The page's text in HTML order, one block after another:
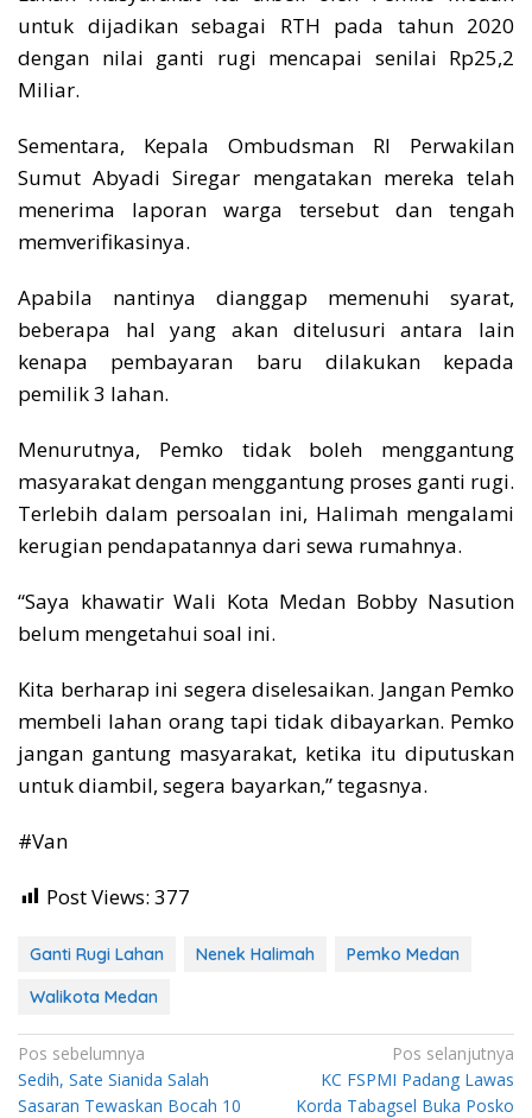
untuk dijadikan sebagai RTH pada tahun 2020
dengan nilai ganti rugi mencapai senilai Rp25,2
Miliar.
Sementara, Kepala Ombudsman RI Perwakilan
Sumut Abyadi Siregar mengatakan mereka telah
menerima laporan warga tersebut dan tengah
memverifikasinya.
Apabila nantinya dianggap memenuhi syarat,
beberapa hal yang akan ditelusuri antara lain
kenapa pembayaran baru dilakukan kepada
pemilik 3 lahan.
Menurutnya, Pemko tidak boleh menggantung
masyarakat dengan menggantung proses ganti rugi.
Terlebih dalam persoalan ini, Halimah mengalami
kerugian pendapatannya dari sewa rumahnya.
“Saya khawatir Wali Kota Medan Bobby Nasution
belum mengetahui soal ini.
Kita berharap ini segera diselesaikan. Jangan Pemko
membeli lahan orang tapi tidak dibayarkan. Pemko
jangan gantung masyarakat, ketika itu diputuskan
untuk diambil, segera bayarkan,” tegasnya.
#Van
Post Views: 377
Ganti Rugi Lahan Nenek Halimah
Pemko Medan
Walikota Medan
Navigasi
pos
Pos sebelumnya
Sedih, Sate Sianida Salah
Sasaran Tewaskan Bocah 10
Pos selanjutnya
KC FSPMI Padang Lawas
Korda Tabagsel Buka Posko